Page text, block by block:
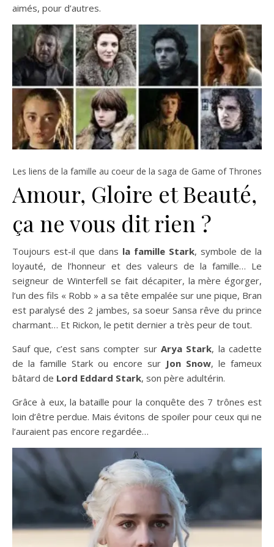
aimés, pour d’autres.
Les liens de la famille au coeur de la saga de Game of Thrones
Amour, Gloire et Beauté,
ça ne vous dit rien ?
Toujours est-il que dans la famille Stark, symbole de la
loyauté, de l’honneur et des valeurs de la famille… Le
seigneur de Winterfell se fait décapiter, la mère égorger,
l’un des fils « Robb » a sa tête empalée sur une pique, Bran
est paralysé des 2 jambes, sa soeur Sansa rêve du prince
charmant… Et Rickon, le petit dernier a très peur de tout.
Sauf que, c’est sans compter sur Arya Stark, la cadette
de la famille Stark ou encore sur Jon Snow, le fameux
bâtard de Lord Eddard Stark, son père adultérin.
Grâce à eux, la bataille pour la conquête des 7 trônes est
loin d’être perdue. Mais évitons de spoiler pour ceux qui ne
l’auraient pas encore regardée…